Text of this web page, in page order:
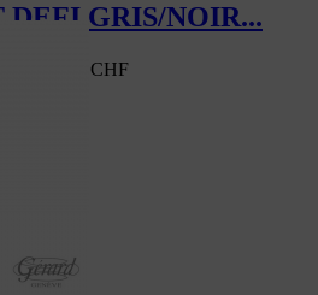
GRIS/NOIR...
217.00 CHF